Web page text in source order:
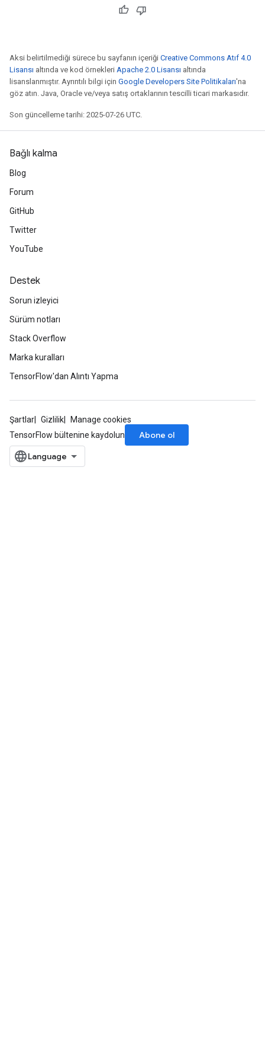
Aksi belirtilmediği sürece bu sayfanın içeriği Creative Commons Atıf 4.0
Lisansı altında ve kod örnekleri Apache 2.0 Lisansı altında
lisanslanmıştır. Ayrıntılı bilgi için Google Developers Site Politikaları'na
göz atın. Java, Oracle ve/veya satış ortaklarının tescilli ticari markasıdır.
Son güncelleme tarihi: 2025-07-26 UTC.
Bağlı kalma
Blog
Forum
GitHub
Twitter
YouTube
Destek
Sorun izleyici
Sürüm notları
Stack Overflow
Marka kuralları
TensorFlow'dan Alıntı Yapma
Şartlar Gizlilik
Manage cookies
TensorFlow bültenine kaydolun
Abone ol